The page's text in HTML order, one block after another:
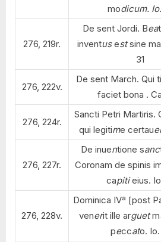
modicum.
276, 219r.
De sent Jordi. Beat
inventusestsine
31
276, 222v.
De sent March. Qui
faciet bona .
276, 224r.
Sancti Petri Martiris.
qui legitime certau
276, 227r.
De inuentione sanc
Coronam de spinis
capitieius.
276, 228v.
Dominica IVª [post
venerit ille arguetm
peccato. Io.